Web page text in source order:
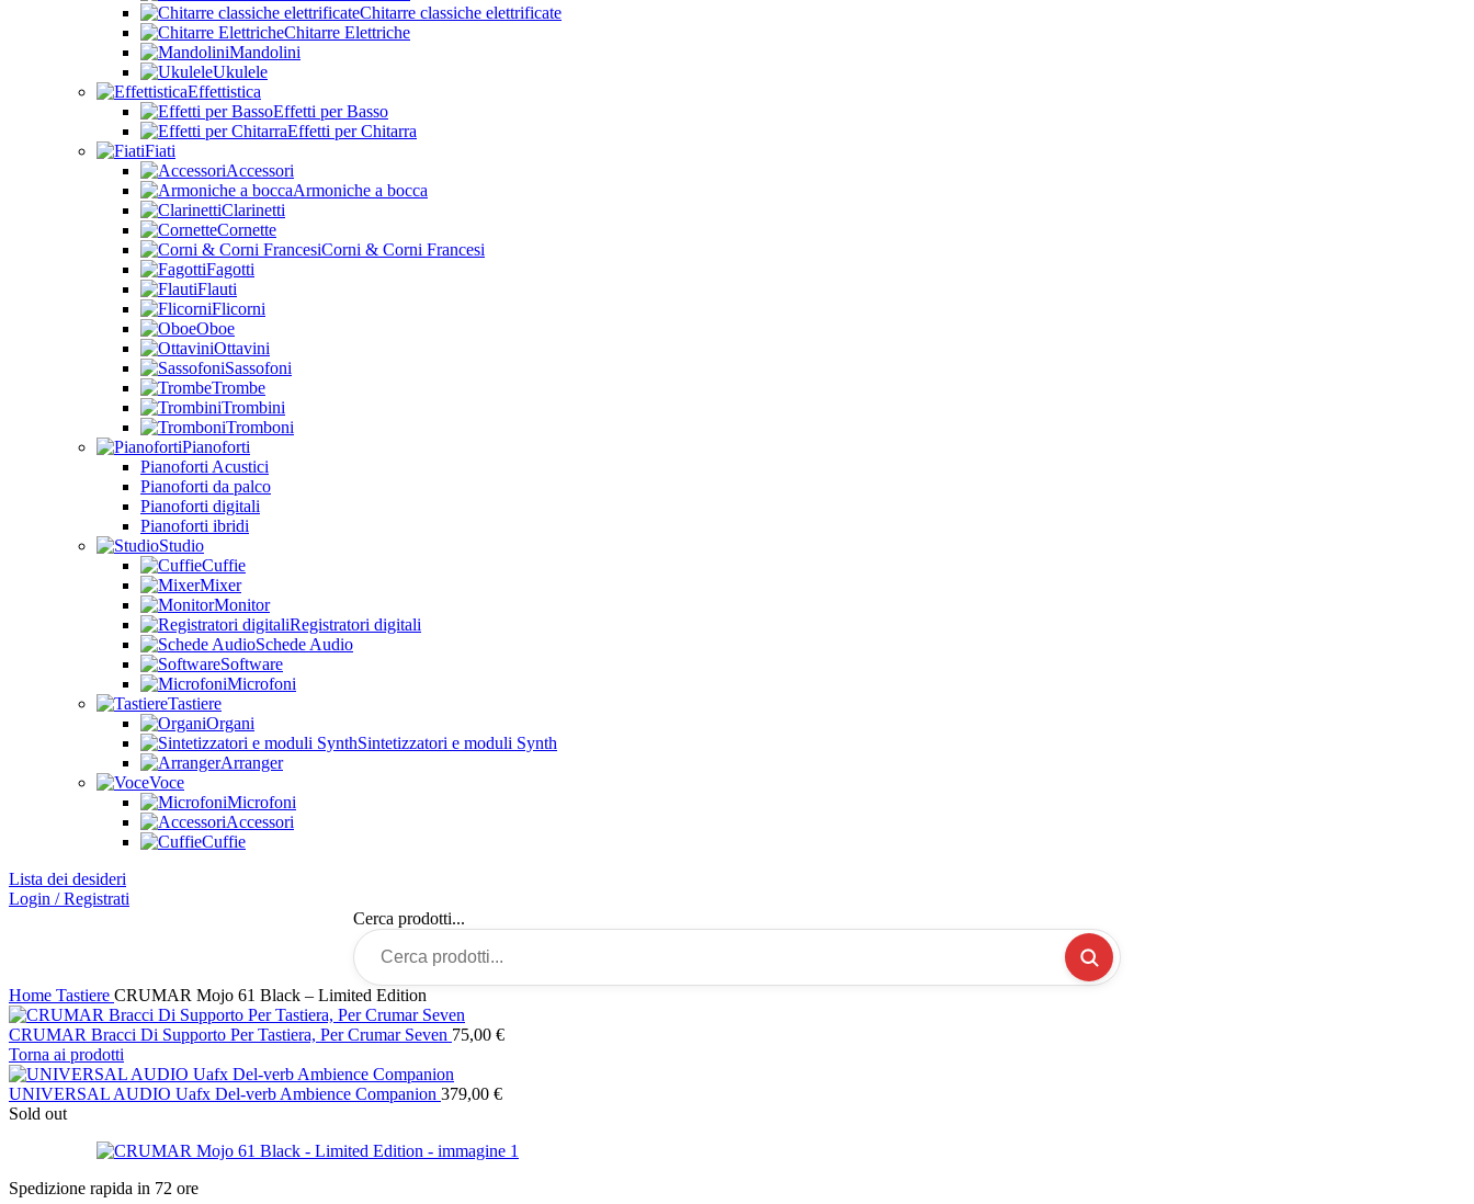
Chitarre classiche elettrificate
Chitarre Elettriche
Mandolini
Ukulele
Effettistica
Effetti per Basso
Effetti per Chitarra
Fiati
Accessori
Armoniche a bocca
Clarinetti
Cornette
Corni & Corni Francesi
Fagotti
Flauti
Flicorni
Oboe
Ottavini
Sassofoni
Trombe
Trombini
Tromboni
Pianoforti
Pianoforti Acustici
Pianoforti da palco
Pianoforti digitali
Pianoforti ibridi
Studio
Cuffie
Mixer
Monitor
Registratori digitali
Schede Audio
Software
Microfoni
Tastiere
Organi
Sintetizzatori e moduli Synth
Arranger
Voce
Microfoni
Accessori
Cuffie
Lista dei desideri
Login / Registrati
Cerca prodotti...
Home Tastiere CRUMAR Mojo 61 Black – Limited Edition
CRUMAR Bracci Di Supporto Per Tastiera, Per Crumar Seven 75,00 €
Torna ai prodotti
UNIVERSAL AUDIO Uafx Del-verb Ambience Companion 379,00 €
Sold out
Spedizione rapida in 72 ore